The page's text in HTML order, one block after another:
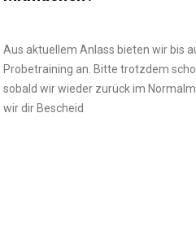
Aus aktuellem Anlass bieten wir bis
Probetraining an. Bitte trotzdem
sobald wir wieder zurück im
wir dir Bescheid